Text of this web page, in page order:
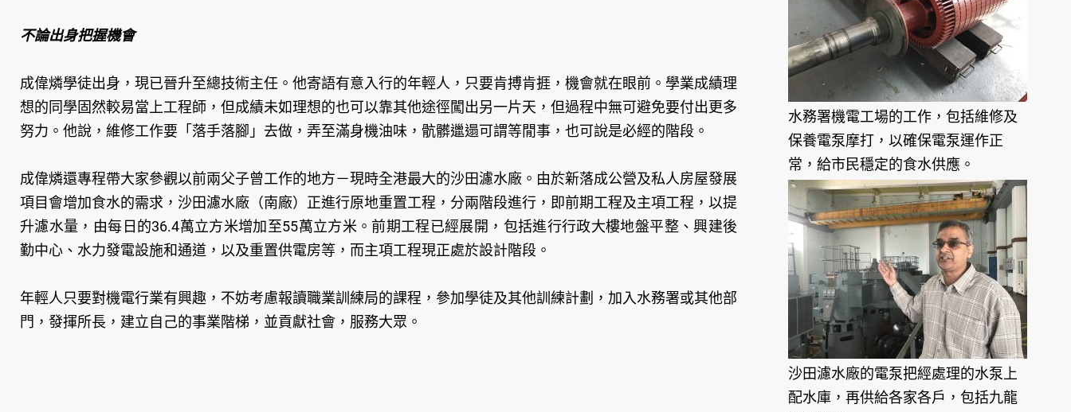
不論出身把握機會
成偉燐學徒出身，現已晉升至總技術主任。他寄語有意入行的年輕人，只要肯搏肯捱，機會就在眼前。學業成績理
想的同學固然較易當上工程師，但成績未如理想的也可以靠其他途徑闖出另一片天，但過程中無可避免要付出更多
努力。他說，維修工作要「落手落腳」去做，弄至滿身機油味，骯髒邋遢可謂等閒事，也可說是必經的階段。
成偉燐還專程帶大家參觀以前兩父子曾工作的地方－現時全港最大的沙田濾水廠。由於新落成公營及私人房屋發展
項目會增加食水的需求，沙田濾水廠（南廠）正進行原地重置工程，分兩階段進行，即前期工程及主項工程，以提
升濾水量，由每日的36.4萬立方米增加至55萬立方米。前期工程已經展開，包括進行行政大樓地盤平整、興建後
勤中心、水力發電設施和通道，以及重置供電房等，而主項工程現正處於設計階段。
年輕人只要對機電行業有興趣，不妨考慮報讀職業訓練局的課程，參加學徒及其他訓練計劃，加入水務署或其他部
門，發揮所長，建立自己的事業階梯，並貢獻社會，服務大眾。
水務署機電工場的工作，包括維修及
保養電泵摩打，以確保電泵運作正
常，給市民穩定的食水供應。
沙田濾水廠的電泵把經處理的水泵上
配水庫，再供給各家各戶，包括九龍